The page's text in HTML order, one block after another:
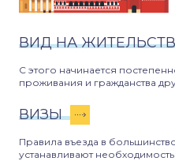
ВИД НА
С этого начинается
проживания и гражданства
ВИЗЫ
Правила въезда в
устанавливают